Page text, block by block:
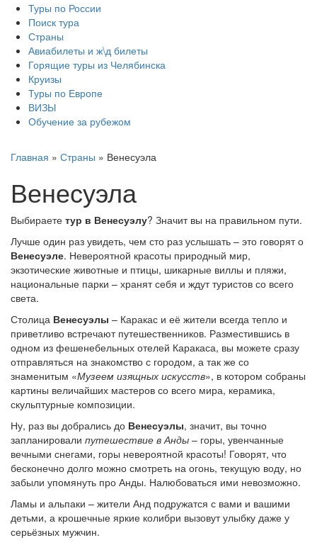
Туры по России
Поиск тура
Страны
Авиабилеты и ж\д билеты
Горящие туры из Челябинска
Круизы
Туры по Европе
ВИЗЫ
Обучение за рубежом
Главная » Страны » Венесуэла
Венесуэла
Выбираете тур в Венесуэлу? Значит вы на правильном пути.
Лучше один раз увидеть, чем сто раз услышать – это говорят о
Венесуэле. Невероятной красоты природный мир,
экзотические животные и птицы, шикарные виллы и пляжи,
национальные парки – хранят себя и ждут туристов со всего
света.
Столица Венесуэлы – Каракас и её жители всегда тепло и
приветливо встречают путешественников. Разместившись в
одном из фешенебельных отелей Каракаса, вы можете сразу
отправляться на знакомство с городом, а так же со
знаменитым «Музеем изящных искусств», в котором собраны
картины величайших мастеров со всего мира, керамика,
скульптурные композиции.
Ну, раз вы добрались до Венесуэлы, значит, вы точно
запланировали путешествие в Анды – горы, увенчанные
вечными снегами, горы невероятной красоты! Говорят, что
бесконечно долго можно смотреть на огонь, текущую воду, но
забыли упомянуть про Анды. Налюбоваться ими невозможно.
Ламы и альпаки – жители Анд подружатся с вами и вашими
детьми, а крошечные яркие колибри вызовут улыбку даже у
серьёзных мужчин.